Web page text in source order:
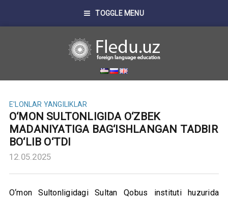
TOGGLE MENU
E'LONLAR YANGILIKLAR
O‘MON SULTONLIGIDA O‘ZBEK
MADANIYATIGA BAG‘ISHLANGAN TADBIR
BO‘LIB O‘TDI
12.05.2025
O‘mon Sultonligidagi Sultan Qobus instituti huzurida